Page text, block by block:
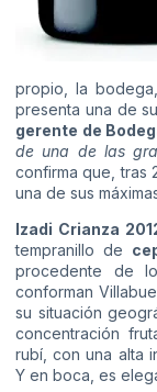
propio, la
presenta una de
gerente de
de una de las
confirma que, tras
una de sus
Izadi Crianza
tempranillo de
procedente de
conforman
su situación
concentración
rubí, con una alta
Y en boca, es